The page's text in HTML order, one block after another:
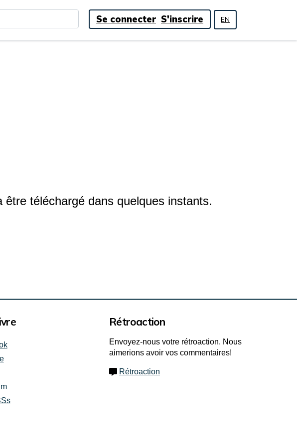
EN
Se connecter S'inscrire
téléchargé dans quelques instants.
(link is external)
is external)
Rétroaction
Envoyez-nous votre rétroaction. Nous
aimerions avoir vos commentaires!
Rétroaction